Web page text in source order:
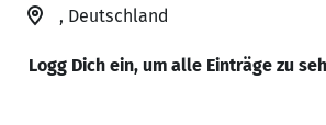
, Deutschland
Logg Dich ein, um alle Einträge zu